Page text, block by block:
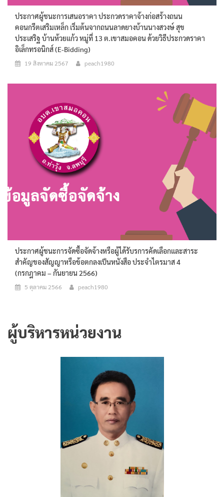
ประกาศผู้ชนะการเสนอราคา ประกวดราคาจ้างก่อสร้างถนน
คอนกรีตเสริมเหล็ก เริ่มต้นจากถนนลาดยางบ้านนางสวงษ์ สุข
ประเสริฐ บ้านห้วยแก้ว หมู่ที่ 13 ต.เขาสมอคอน ด้วยวิธีประกวดราคา
อิเล็กทรอนิกส์ (e-Bidding)
19 สิงหาคม 2567 peach1980
ประกาศผู้ชนะการจัดซื้อจัดจ้างหรือผู้ได้รับรการคัดเลือกและสาระ
สำคัญของสัญญาหรือข้อตกลงเป็นหนังสือ ประจำไตรมาส 4
(กรกฎาคม – กันยายน 2566)
5 ตุลาคม 2566 peach1980
ผู้บริหารหน่วยงาน